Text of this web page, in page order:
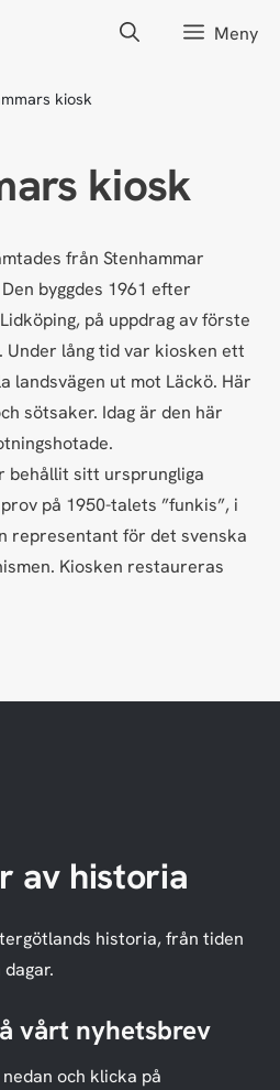
Meny
kiosk
kiosk
från Stenhammar
byggdes 1961 efter
på uppdrag av förste
Under lång tid var kiosken ett
landsvägen ut mot Läckö. Här
sötsaker. Idag är den här
behållit sitt ursprungliga
på 1950-talets ”funkis”, i
representant för det svenska
Kiosken restaureras
av historia
historia, från tiden
vårt nyhetsbrev
och klicka på